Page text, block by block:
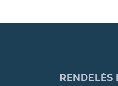
RENDELÉS